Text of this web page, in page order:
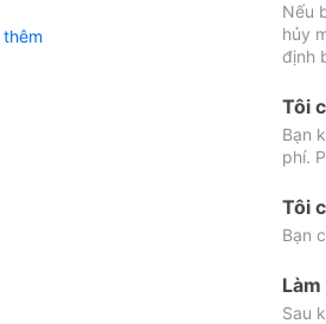
Nếu
hủy
định
Tôi
Bạn
phí.
Tôi
Bạn
Sau